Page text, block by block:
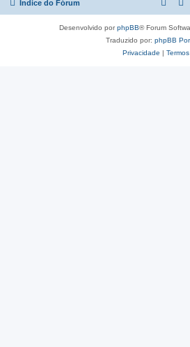
Índice do Fórum
Desenvolvido porphpBB® Forum
Traduzido por: phpBB
Privacidade | Termos